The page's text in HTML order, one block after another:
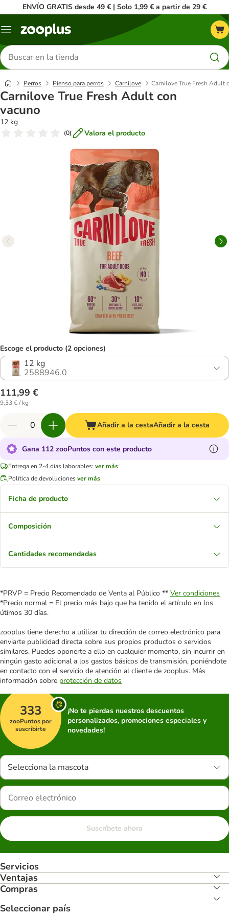
ENVÍO GRATIS desde 49 € | Solo 1,99 € a partir de 29 €
Menú
Buscar
productos
Perros Pienso para perros Carnilove Carnilove True Fresh Adult
Carnilove True Fresh Adult con
vacuno
12 kg
(0) Valora el producto
Escoge el producto (2 opciones)
12 kg
2588946.0
111,99 €
9,33 € / kg
Añadir a la cestaAñadir a la cesta
Gana 112 zooPuntos con este producto
Entrega en 2-4 días laborables: ver más
Política de devolucionesver más
Ficha de producto
Composición
Cantidades recomendadas
*PRVP = Precio Recomendado de Venta al Público ** Ver condiciones
*Precio normal = El precio más bajo que ha tenido el artículo en los
útimos 30 días.
zooplus tiene derecho a utilizar tu dirección de correo electrónico para
enviarte publicidad directa sobre sus propios productos o servicios
similares. Puedes oponerte a ello en cualquier momento, sin incurrir en
ningún gasto adicional a los gastos básicos de transmisión, poniéndote
en contacto con el servicio de atención al cliente de zooplus. Más
información sobre protección de datos
333
zooPuntos por
suscribirte
¡No te pierdas nuestros descuentos
personalizados, promociones especiales y
novedades!
Selecciona la mascota
Suscríbete ahora
Servicios
Ventajas
Compras
Seleccionar país